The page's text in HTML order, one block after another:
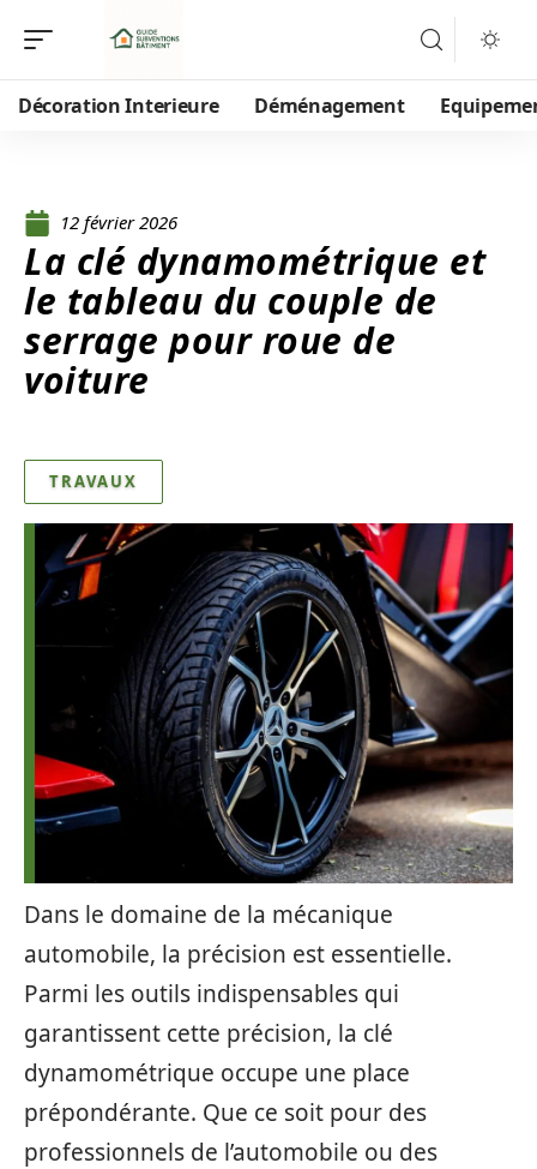
Décoration Interieure Déménagement
12 février 2026
La clé dynamométrique et
le tableau du couple de
serrage pour roue de
voiture
TRAVAUX
Dans le domaine de la mécanique
automobile, la précision est essentielle.
Parmi les outils indispensables qui
garantissent cette précision, la clé
dynamométrique occupe une place
prépondérante. Que ce soit pour des
professionnels de l’automobile ou des